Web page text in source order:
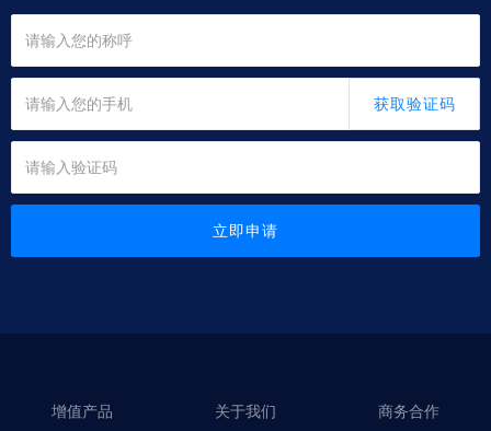
获取验证码
立即申请
增值产品 关于我们 商务合作